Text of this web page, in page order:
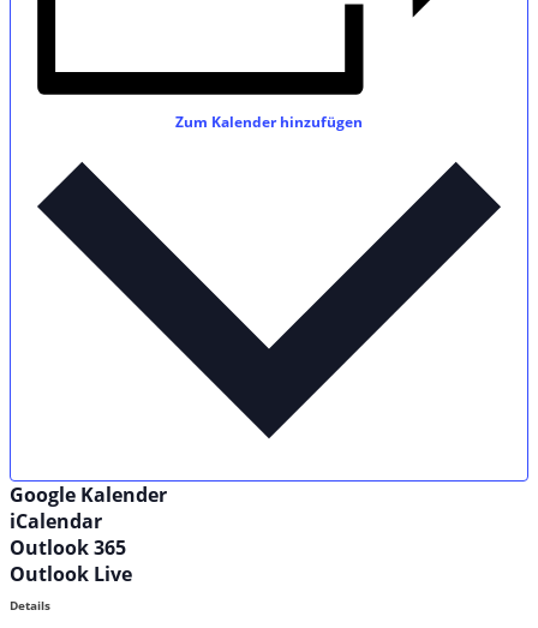
Zum Kalender hinzufügen
Google Kalender
iCalendar
Outlook 365
Outlook Live
Details